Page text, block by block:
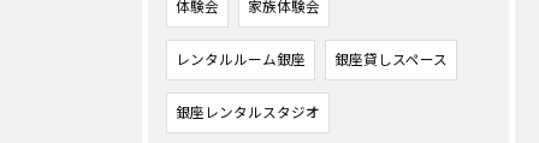
体験会 家族体験会
レンタルルーム銀座 銀座貸しスペース
銀座レンタルスタジオ